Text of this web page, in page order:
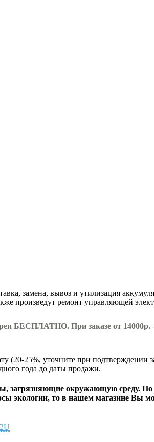
замена, вывоз и утилизация
произведут ремонт управляющей
БЕСПЛАТНО. При заказе от 14000р.
25%, уточните при подтверждении
года до даты продажи.
загрязняющие окружающую среду. По
экологии, то в нашем магазине Вы